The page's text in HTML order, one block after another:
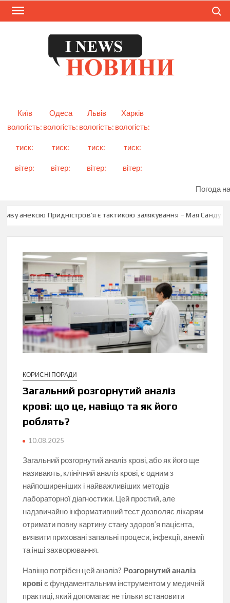
Skip
Київ
Одеса Львів
Харків
вологість:
тиск:
вітер:
вологість:
тиск:
вітер:
вологість:
тиск:
вітер:
вологість:
тиск:
вітер:
Погода
анексію Придністров’я є тактикою залякування – Мая Санду
КОРИСНІ ПОРАДИ
Загальний розгорнутий аналіз
крові: що це, навіщо та як його
роблять?
10.08.2025
Загальний розгорнутий аналіз крові, або як його ще
називають, клінічний аналіз крові, є одним з
найпоширеніших і найважливіших методів
лабораторної діагностики. Цей простий, але
надзвичайно інформативний тест дозволяє лікарям
отримати повну картину стану здоров’я пацієнта,
виявити приховані запальні процеси, інфекції, анемії
та інші захворювання.
Навіщо потрібен цей аналіз? Розгорнутий аналіз
крові є фундаментальним інструментом у медичній
практиці, який допомагає не тільки встановити